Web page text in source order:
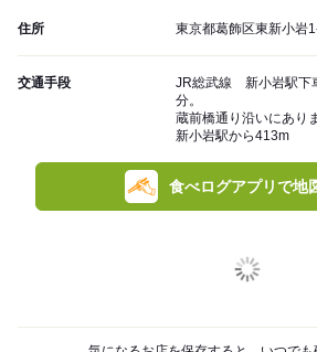
住所 東京都葛飾区東新小岩
交通手段
JR総武線 新小岩駅下
分。
蔵前橋通り沿いにあり
新小岩駅から413m
食べログアプリで地